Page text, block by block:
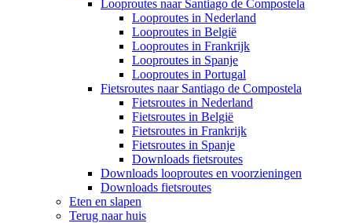
Looproutes naar Santiago de Compostela
Looproutes in Nederland
Looproutes in België
Looproutes in Frankrijk
Looproutes in Spanje
Looproutes in Portugal
Fietsroutes naar Santiago de Compostela
Fietsroutes in Nederland
Fietsroutes in België
Fietsroutes in Frankrijk
Fietsroutes in Spanje
Downloads fietsroutes
Downloads looproutes en voorzieningen
Downloads fietsroutes
Eten en slapen
Terug naar huis